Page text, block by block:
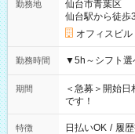
勤務地
仙台市青葉区
仙台駅から徒歩
オフィスビル
勤務時間
期間
＜急募＞開始
です！
特徴 日払いOK / 履